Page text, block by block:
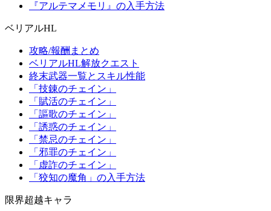
『アルテマメモリ』の入手方法
ベリアルHL
攻略/報酬まとめ
ベリアルHL解放クエスト
終末武器一覧とスキル性能
「技錬のチェイン」
「賦活のチェイン」
「謳歌のチェイン」
「誘惑のチェイン」
「禁忌のチェイン」
「邪罪のチェイン」
「虚詐のチェイン」
「狡知の魔角」の入手方法
限界超越キャラ